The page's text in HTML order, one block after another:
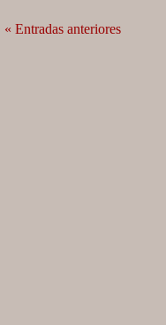
« Entradas anteriores